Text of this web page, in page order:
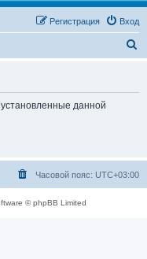
Вход
Регистрация
данной
Часовой пояс: UTC+03:00
© phpBB Limited